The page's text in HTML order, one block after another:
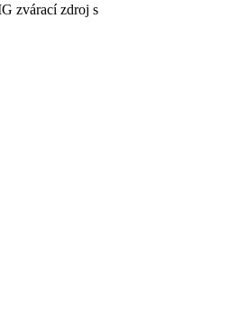
zvárací zdroj s